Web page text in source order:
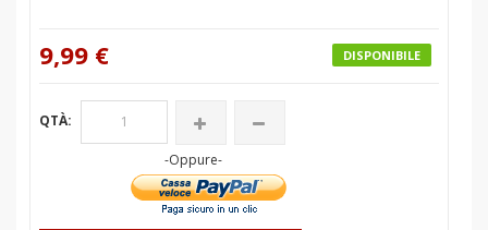
DISPONIBILE
9,99 €
QTÀ:
-Oppure-